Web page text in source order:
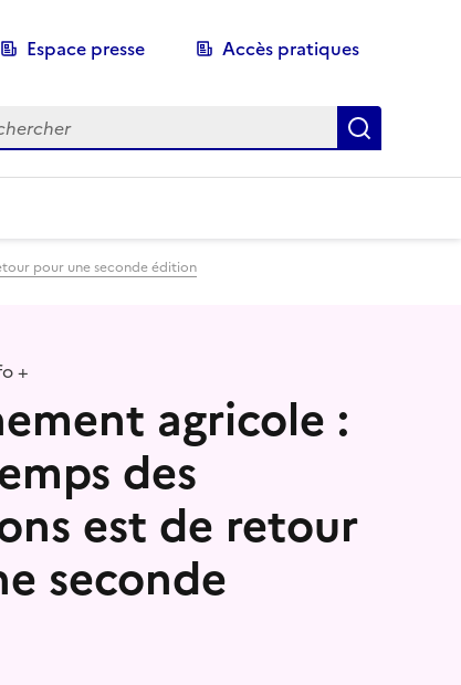
Espace presse Accès pratiques
pour une seconde édition
+
agricole :
des
est de retour
seconde